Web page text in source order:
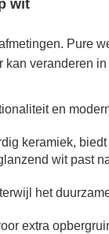
wit
Pure
veranderen
en
keramiek,
wit past
het
extra